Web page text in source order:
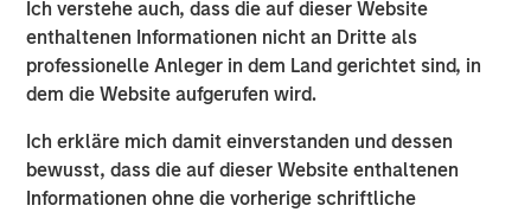
Ich verstehe auch, dass die auf dieser Website
enthaltenen Informationen nicht an Dritte als
professionelle Anleger in dem Land gerichtet sind, in
dem die Website aufgerufen wird.
Ich erkläre mich damit einverstanden und dessen
bewusst, dass die auf dieser Website enthaltenen
Informationen ohne die vorherige schriftliche
Next we discuss theories of why companies hold
cash and then we review their options should they
choose to disburse excess cash.
We observe a positive correlation between the level
of cash holdings and how much a company invests
in intangibles, how small the company is, how